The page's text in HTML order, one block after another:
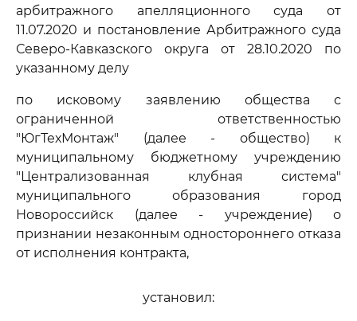
арбитражного апелляционного суда от
11.07.2020 и постановление Арбитражного суда
Северо-Кавказского округа от 28.10.2020 по
указанному делу
по исковому заявлению общества с
ограниченной ответственностью
"ЮгТехМонтаж" (далее - общество) к
муниципальному бюджетному учреждению
"Централизованная клубная система"
муниципального образования город
Новороссийск (далее - учреждение) о
признании незаконным одностороннего отказа
от исполнения контракта,
установил: